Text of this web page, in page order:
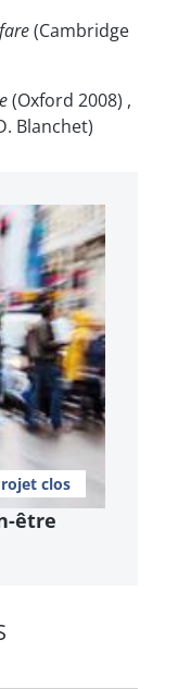
(Cambridge
(Oxford 2008) ,
Blanchet)
clos
être